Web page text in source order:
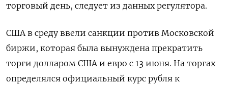
торговый день, следует из данных регулятора.
США в среду ввели санкции против Московской
биржи, которая была вынуждена прекратить
торги долларом США и евро с 13 июня. На торгах
определялся официальный курс рубля к